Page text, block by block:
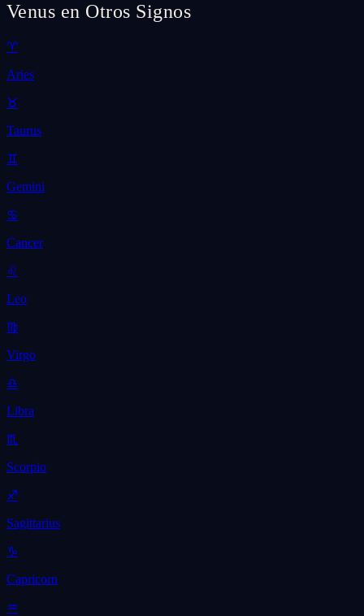
Venus en Otros Signos
♈
Aries
♉
Taurus
♊
Gemini
♋
Cancer
♌
Leo
♍
Virgo
♎
Libra
♏
Scorpio
♐
Sagittarius
♑
Capricorn
♒